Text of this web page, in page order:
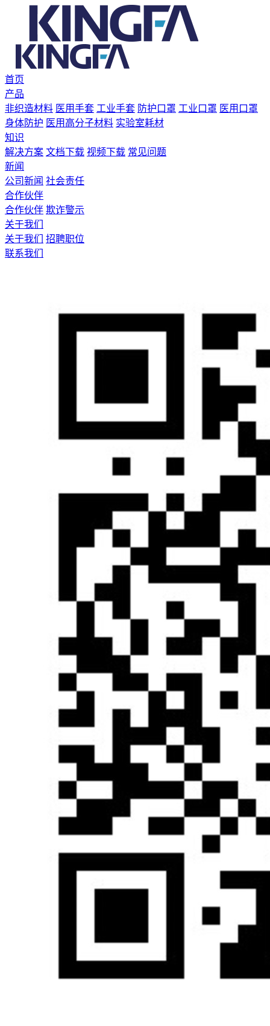
首页
产品
非织造材料 医用手套 工业手套 防护口罩 工业口罩 医用口罩
身体防护 医用高分子材料 实验室耗材
知识
解决方案 文档下载 视频下载 常见问题
新闻
公司新闻 社会责任
合作伙伴
合作伙伴 欺诈警示
关于我们
关于我们
招聘职位
联系我们